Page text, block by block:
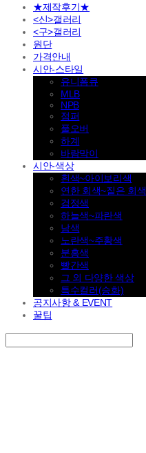
★제작후기★
<신>갤러리
<구>갤러리
원단
가격안내
시안-스타일
유니폼큐
MLB
NPB
점퍼
풀오버
하계
바람막이
시안-색상
흰색~아이보리색
연한 회색~짙은 회색
검정색
하늘색~파란색
남색
노란색~주황색
분홍색
빨간색
그 외 다양한 색상
특수컬러(승화)
공지사항 & EVENT
꿀팁